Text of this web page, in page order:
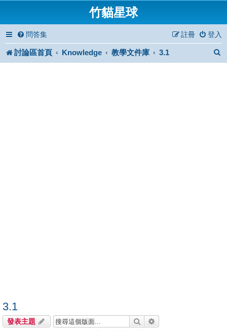
竹貓星球
問答集 登入
註冊
討論區首頁 Knowledge 教學文件庫 3.1
3.1
發表主題 搜尋